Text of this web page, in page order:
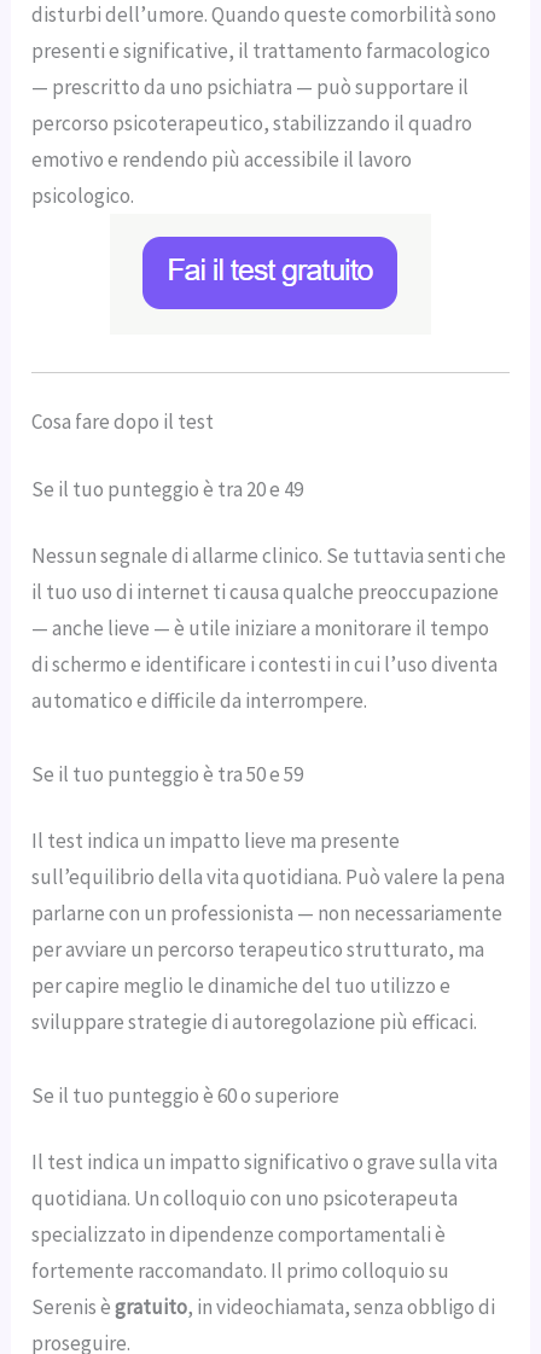
disturbi dell’umore. Quando queste comorbilità sono
presenti e significative, il trattamento farmacologico
— prescritto da uno psichiatra — può supportare il
percorso psicoterapeutico, stabilizzando il quadro
emotivo e rendendo più accessibile il lavoro
psicologico.
Cosa fare dopo il test
Se il tuo punteggio è tra 20 e 49
Nessun segnale di allarme clinico. Se tuttavia senti che
il tuo uso di internet ti causa qualche preoccupazione
— anche lieve — è utile iniziare a monitorare il tempo
di schermo e identificare i contesti in cui l’uso diventa
automatico e difficile da interrompere.
Se il tuo punteggio è tra 50 e 59
Il test indica un impatto lieve ma presente
sull’equilibrio della vita quotidiana. Può valere la pena
parlarne con un professionista — non necessariamente
per avviare un percorso terapeutico strutturato, ma
per capire meglio le dinamiche del tuo utilizzo e
sviluppare strategie di autoregolazione più efficaci.
Se il tuo punteggio è 60 o superiore
Il test indica un impatto significativo o grave sulla vita
quotidiana. Un colloquio con uno psicoterapeuta
specializzato in dipendenze comportamentali è
fortemente raccomandato. Il primo colloquio su
Serenis ègratuito, in videochiamata, senza obbligo di
proseguire.